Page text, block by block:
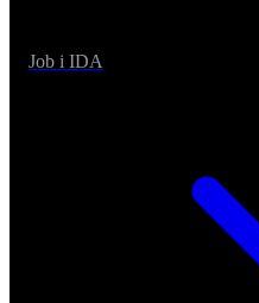
Job i IDA